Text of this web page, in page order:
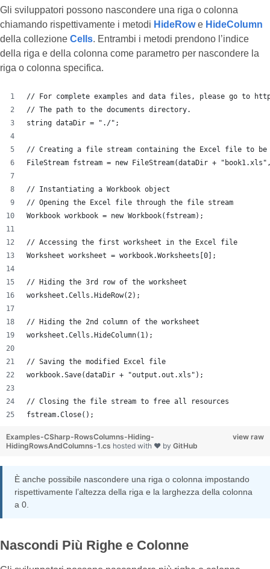
Gli sviluppatori possono nascondere una riga o colonna
chiamando rispettivamente i metodi HideRowe HideColumn
della collezione Cells. Entrambi i metodi prendono l’indice
della riga e della colonna come parametro per nascondere la
riga o colonna specifica.
// For complete examples and data files, please go to
// The path to the documents directory.
string dataDir = "./";
// Creating a file stream containing the Excel file to be
FileStream fstream = new FileStream(dataDir +
// Instantiating a Workbook object
// Opening the Excel file through the file stream
Workbook workbook = new Workbook(fstream);
// Accessing the first worksheet in the Excel file
Worksheet worksheet = workbook.Worksheets[0];
// Hiding the 3rd row of the worksheet
worksheet.Cells.HideRow(2);
// Hiding the 2nd column of the worksheet
worksheet.Cells.HideColumn(1);
// Saving the modified Excel file
workbook.Save(dataDir + "output.out.xls");
// Closing the file stream to free all resources
fstream.Close();
view raw
Examples-CSharp-RowsColumns-Hiding-
HidingRowsAndColumns-1.cs hosted with ❤ by GitHub
È anche possibile nascondere una riga o colonna impostando
rispettivamente l’altezza della riga e la larghezza della colonna
a 0.
Nascondi Più Righe e Colonne